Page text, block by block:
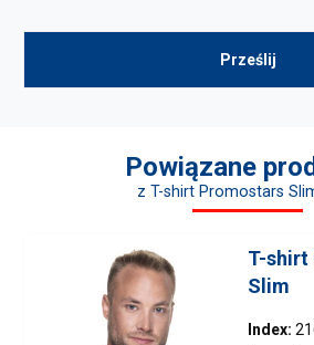
Powiązane
z T-shirt Promostars
T-shirt
Slim
Index: